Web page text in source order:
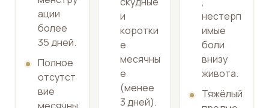
ации
более
35 дней.
Полное
отсутст
вие
и
коротки
е
месячны
е
(менее
3 дней).
нестерп
имые
боли
внизу
живота.
Тяжёлый